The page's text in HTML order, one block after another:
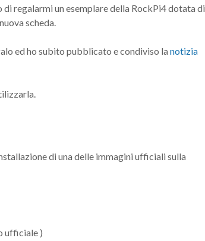
regalarmi un esemplare della RockPi4 dotata di
scheda.
ed ho subito pubblicato e condiviso la notizia
di una delle immagini ufficiali sulla
ufficiale )